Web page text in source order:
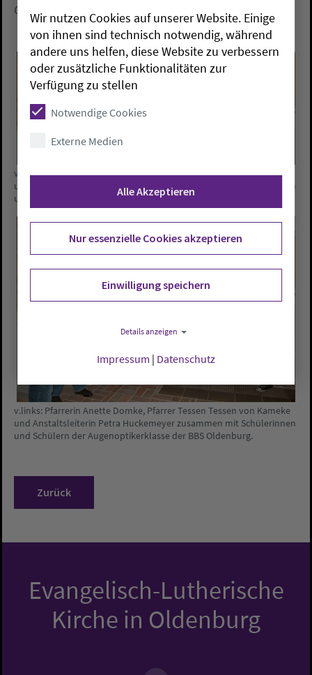
Carsten Homann
v.links: Pfarrerin Anette Domke, Pfarrer Tessen Tessen von Kameke
und Anstaltsleiterin Petra Huckemeyer zusammen mit Schülerinnen
und Schülern der Augenoptikerklasse der BBS Oldenburg.
v.links: Pfarrerin Anette Domke, Pfarrer Tessen Tessen von Kameke
und Anstaltsleiterin Petra Huckemeyer zusammen mit Schülerinnen
und Schülern der Augenoptikerklasse der BBS Oldenburg.
Zurück
Evangelisch-Lutherische
Kirche in Oldenburg
Wir nutzen Cookies auf unserer Website. Einige
von ihnen sind technisch notwendig, während
andere uns helfen, diese Website zu verbessern
oder zusätzliche Funktionalitäten zur
Verfügung zu stellen
Notwendige Cookies
Externe Medien
Alle Akzeptieren
Nur essenzielle Cookies akzeptieren
Einwilligung speichern
Details anzeigen
Impressum | Datenschutz